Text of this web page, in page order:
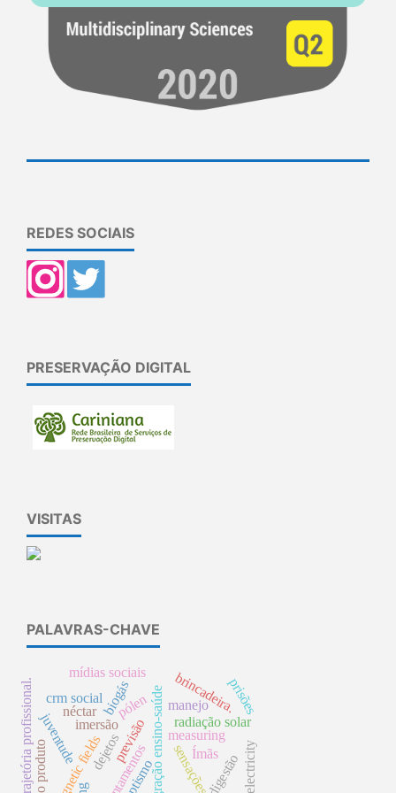
REDES SOCIAIS
PRESERVAÇÃO DIGITAL
VISITAS
PALAVRAS-CHAVE
integração ensino-saúde
biogás
measuring
magnetic fields sensações
imersão radiação solar
previsão
mídias sociais
crm social
dejetos
juventude
trajetória profissional. Ímãs
brincadeira.
electricity
novo produto
prisões
manejo
néctar pólen